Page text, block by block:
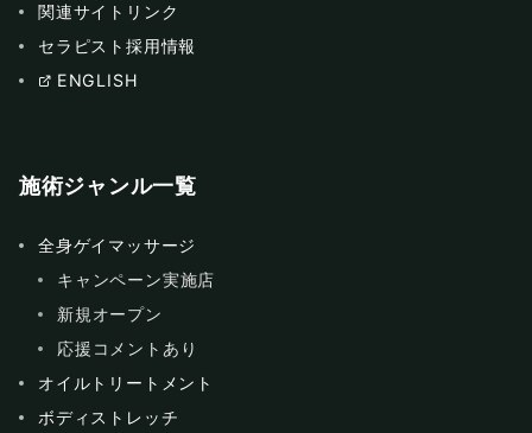
関連サイトリンク
セラピスト採用情報
ENGLISH
施術ジャンル一覧
全身ゲイマッサージ
キャンペーン実施店
新規オープン
応援コメントあり
オイルトリートメント
ボディストレッチ